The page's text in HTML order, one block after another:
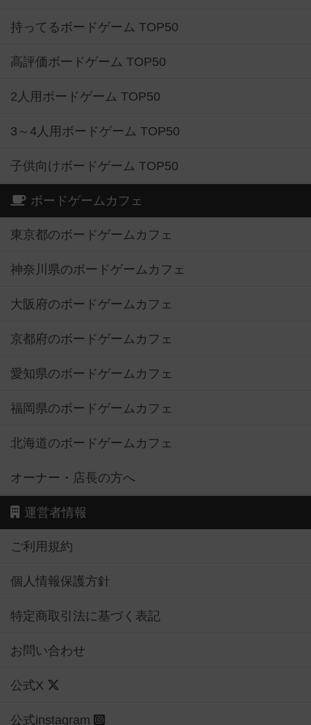
持ってるボードゲーム TOP50
高評価ボードゲーム TOP50
2人用ボードゲーム TOP50
3～4人用ボードゲーム TOP50
子供向けボードゲーム TOP50
ボードゲームカフェ
東京都のボードゲームカフェ
神奈川県のボードゲームカフェ
大阪府のボードゲームカフェ
京都府のボードゲームカフェ
愛知県のボードゲームカフェ
福岡県のボードゲームカフェ
北海道のボードゲームカフェ
オーナー・店長の方へ
運営者情報
ご利用規約
個人情報保護方針
特定商取引法に基づく表記
お問い合わせ
公式X
公式instagram